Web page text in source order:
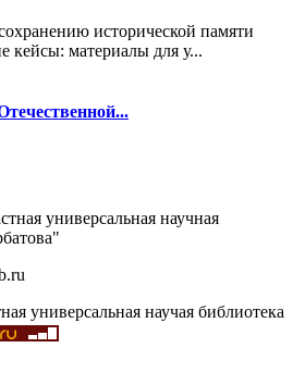
исторической памяти
кейсы: материалы для у...
универсальная научная
универсальная научая библиотека